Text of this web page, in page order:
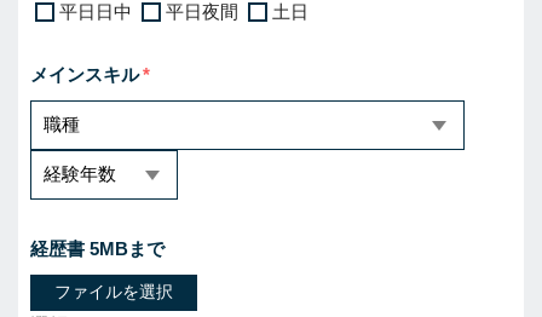
平日日中
平日夜間 土日
メインスキル
経歴書 5MBまで
ファイルを選択